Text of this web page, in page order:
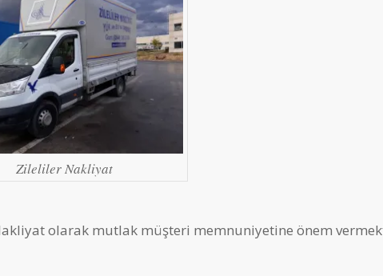
Zileliler Nakliyat
olarak mutlak müşteri memnuniyetine önem